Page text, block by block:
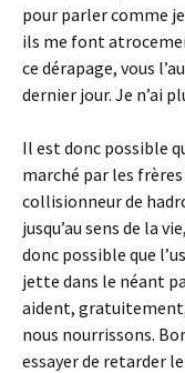
pour parler comme
ils me font
ce dérapage, vous
dernier jour. Je n’ai
Il est donc possible
marché par les
collisionneur de
jusqu’au sens de la
donc possible que
jette dans le néant
aident,
nous nourrissons.
essayer de retarder